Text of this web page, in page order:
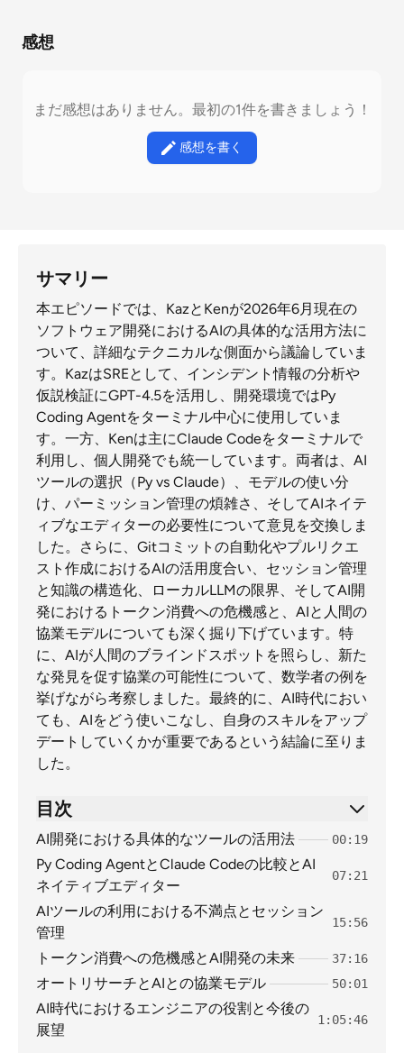
感想
まだ感想はありません。最初の1件を書きましょう！
感想を書く
サマリー
本エピソードでは、KazとKenが2026年6月現在の
ソフトウェア開発におけるAIの具体的な活用方法に
ついて、詳細なテクニカルな側面から議論していま
す。KazはSREとして、インシデント情報の分析や
仮説検証にGPT-4.5を活用し、開発環境ではPy
Coding Agentをターミナル中心に使用していま
す。一方、Kenは主にClaude Codeをターミナルで
利用し、個人開発でも統一しています。両者は、AI
ツールの選択（Py vs Claude）、モデルの使い分
け、パーミッション管理の煩雑さ、そしてAIネイテ
ィブなエディターの必要性について意見を交換しま
した。さらに、Gitコミットの自動化やプルリクエ
スト作成におけるAIの活用度合い、セッション管理
と知識の構造化、ローカルLLMの限界、そしてAI開
発におけるトークン消費への危機感と、AIと人間の
協業モデルについても深く掘り下げています。特
に、AIが人間のブラインドスポットを照らし、新た
な発見を促す協業の可能性について、数学者の例を
挙げながら考察しました。最終的に、AI時代におい
ても、AIをどう使いこなし、自身のスキルをアップ
デートしていくかが重要であるという結論に至りま
した。
目次
AI開発における具体的なツールの活用法 00:19
Py Coding AgentとClaude Codeの比較とAI
ネイティブエディター
07:21
AIツールの利用における不満点とセッション
管理
15:56
トークン消費への危機感とAI開発の未来 37:16
オートリサーチとAIとの協業モデル 50:01
AI時代におけるエンジニアの役割と今後の
展望
1:05:46